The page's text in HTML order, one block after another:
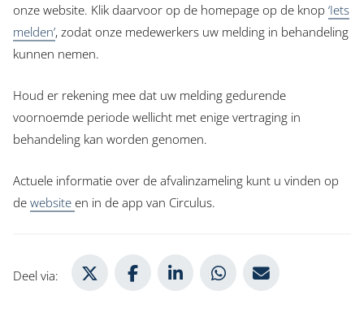
onze website. Klik daarvoor op de homepage op de knop ‘Iets
melden’, zodat onze medewerkers uw melding in behandeling
kunnen nemen.
Houd er rekening mee dat uw melding gedurende
voornoemde periode wellicht met enige vertraging in
behandeling kan worden genomen.
Actuele informatie over de afvalinzameling kunt u vinden op
de website en in de app van Circulus.
Deel via:
Deel via XDeel via Facebook
Deel via LinkedInDeel via WhatsApp